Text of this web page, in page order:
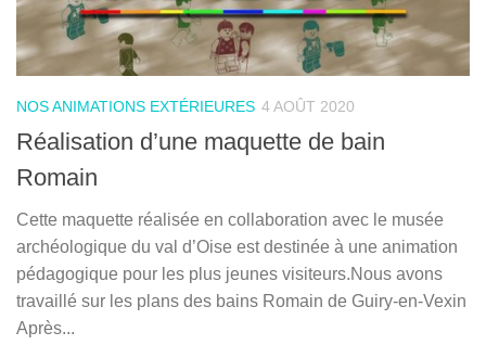
NOS ANIMATIONS EXTÉRIEURES 4 AOÛT 2020
Réalisation d’une maquette de bain
Romain
Cette maquette réalisée en collaboration avec le musée
archéologique du val d’Oise est destinée à une animation
pédagogique pour les plus jeunes visiteurs.Nous avons
travaillé sur les plans des bains Romain de Guiry-en-Vexin
Après...